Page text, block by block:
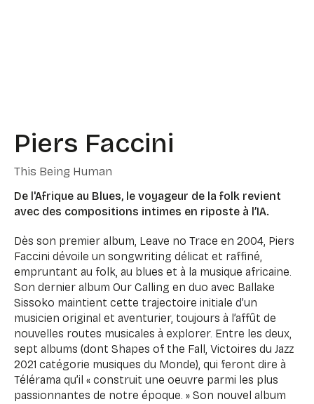
Piers Faccini
This Being Human
De l'Afrique au Blues, le voyageur de la folk revient
avec des compositions intimes en riposte à l’IA.
Dès son premier album, Leave no Trace en 2004, Piers
Faccini dévoile un songwriting délicat et raffiné,
empruntant au folk, au blues et à la musique africaine.
Son dernier album Our Calling en duo avec Ballake
Sissoko maintient cette trajectoire initiale d’un
musicien original et aventurier, toujours à l’affût de
nouvelles routes musicales à explorer. Entre les deux,
sept albums (dont Shapes of the Fall, Victoires du Jazz
2021 catégorie musiques du Monde), qui feront dire à
Télérama qu’il « construit une oeuvre parmi les plus
passionnantes de notre époque. » Son nouvel album